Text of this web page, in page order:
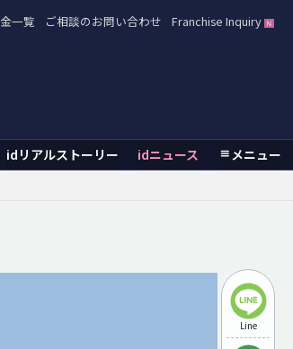
一覧 ご相談のお問い合わせ Franchise Inquiry
idリアルストーリー idニュース メニュー
Line